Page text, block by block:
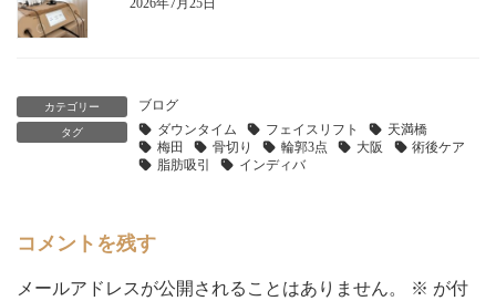
2026年7月25日
カテゴリー ブログ
タグ ダウンタイム フェイスリフト
天満橋
梅田
骨切り 輪郭3点 大阪
術後ケア
脂肪吸引
インディバ
コメントを残す
メールアドレスが公開されることはありません。 ※ が付